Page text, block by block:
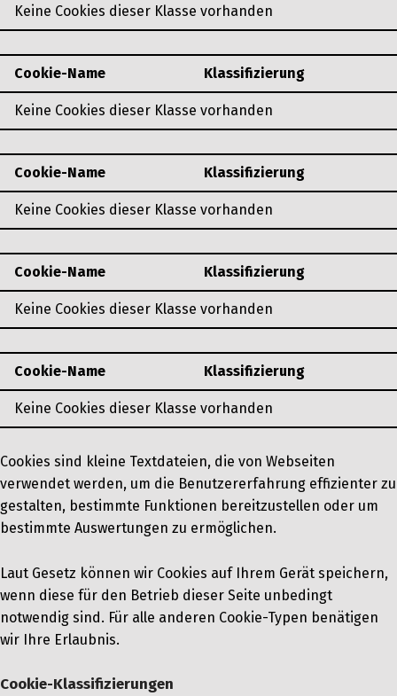
Keine Cookies dieser Klasse vorhanden
Cookie-Name Klassifizierung
Keine Cookies dieser Klasse vorhanden
Cookie-Name Klassifizierung
Keine Cookies dieser Klasse vorhanden
Cookie-Name Klassifizierung
Keine Cookies dieser Klasse vorhanden
Cookie-Name Klassifizierung
Keine Cookies dieser Klasse vorhanden
Cookies sind kleine Textdateien, die von Webseiten
verwendet werden, um die Benutzererfahrung effizienter zu
gestalten, bestimmte Funktionen bereitzustellen oder um
bestimmte Auswertungen zu ermöglichen.
Laut Gesetz können wir Cookies auf Ihrem Gerät speichern,
wenn diese für den Betrieb dieser Seite unbedingt
notwendig sind. Für alle anderen Cookie-Typen benätigen
wir Ihre Erlaubnis.
Cookie-Klassifizierungen